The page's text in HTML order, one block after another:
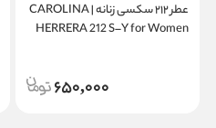
عطر ۲۱۲ سکسی زنانه | CAROLINA
HERRERA 212 S–Y for Women
650,000